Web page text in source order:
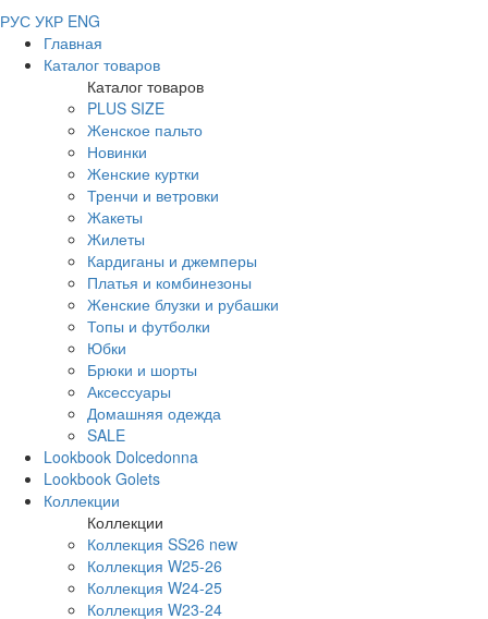
РУС УКР ENG
Главная
Каталог товаров
Каталог товаров
PLUS SIZE
Женское пальто
Новинки
Женские куртки
Тренчи и ветровки
Жакеты
Жилеты
Кардиганы и джемперы
Платья и комбинезоны
Женские блузки и рубашки
Топы и футболки
Юбки
Брюки и шорты
Аксессуары
Домашняя одежда
SALE
Lookbook Dolcedonna
Lookbook Golets
Коллекции
Коллекции
Коллекция SS26 new
Коллекция W25-26
Коллекция W24-25
Коллекция W23-24